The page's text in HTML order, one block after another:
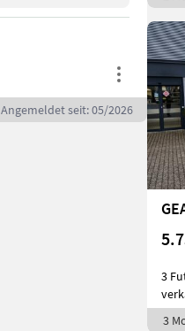
Angemeldet seit: 05/2026
3
3